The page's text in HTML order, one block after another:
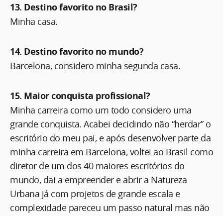
13. Destino favorito no Brasil?
Minha casa.
14. Destino favorito no mundo?
Barcelona, considero minha segunda casa.
15. Maior conquista profissional?
Minha carreira como um todo considero uma
grande conquista. Acabei decidindo não “herdar” o
escritório do meu pai, e após desenvolver parte da
minha carreira em Barcelona, voltei ao Brasil como
diretor de um dos 40 maiores escritórios do
mundo, dai a empreender e abrir a Natureza
Urbana já com projetos de grande escala e
complexidade pareceu um passo natural mas não